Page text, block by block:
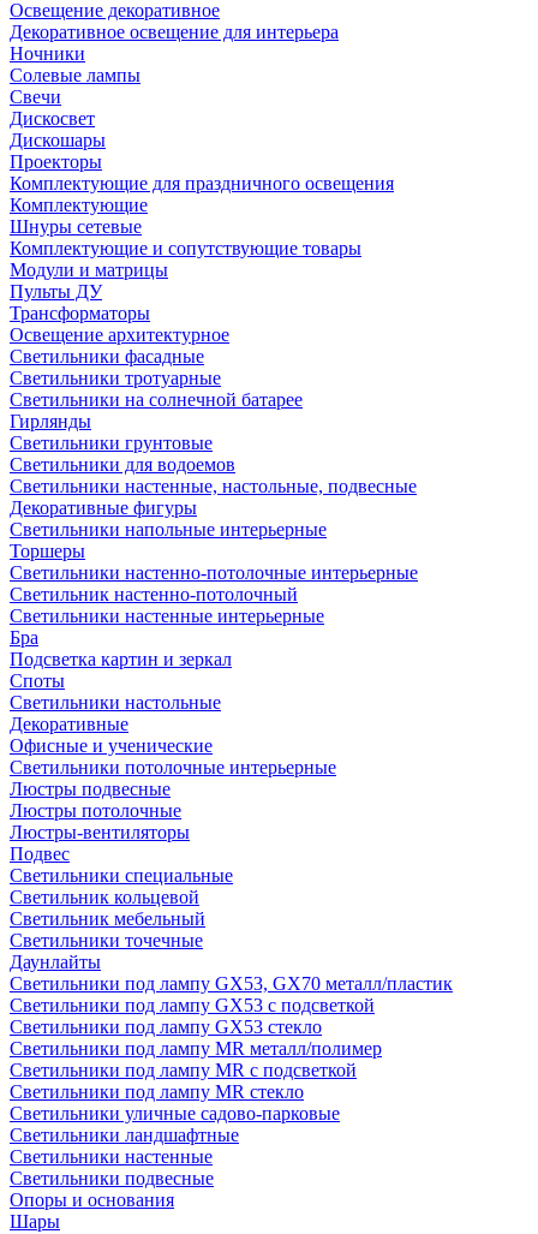
Освещение декоративное
Декоративное освещение для интерьера
Ночники
Солевые лампы
Свечи
Дискосвет
Дискошары
Проекторы
Комплектующие для праздничного освещения
Комплектующие
Шнуры сетевые
Комплектующие и сопутствующие товары
Модули и матрицы
Пульты ДУ
Трансформаторы
Освещение архитектурное
Светильники фасадные
Светильники тротуарные
Светильники на солнечной батарее
Гирлянды
Светильники грунтовые
Светильники для водоемов
Светильники настенные, настольные, подвесные
Декоративные фигуры
Светильники напольные интерьерные
Торшеры
Светильники настенно-потолочные интерьерные
Светильник настенно-потолочный
Светильники настенные интерьерные
Бра
Подсветка картин и зеркал
Споты
Светильники настольные
Декоративные
Офисные и ученические
Светильники потолочные интерьерные
Люстры подвесные
Люстры потолочные
Люстры-вентиляторы
Подвес
Светильники специальные
Светильник кольцевой
Светильник мебельный
Светильники точечные
Даунлайты
Светильники под лампу GX53, GX70 металл/пластик
Светильники под лампу GX53 с подсветкой
Светильники под лампу GX53 стекло
Светильники под лампу MR металл/полимер
Светильники под лампу MR с подсветкой
Светильники под лампу MR стекло
Светильники уличные садово-парковые
Светильники ландшафтные
Светильники настенные
Светильники подвесные
Опоры и основания
Шары